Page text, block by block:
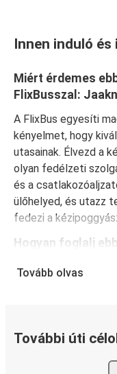
Innen induló
Miért érdemes
FlixBusszal:
A FlixBus egyesíti
kényelmet, hogy
utasainak. Élvezd a
olyan fedélzeti
és a
ülőhelyed, és utazz
fedezi a
Hogyan foglalj
A jegyfoglalás a
közül választhatsz,
Google és Apple
fedélzeten vagy
Tovább olvas
További úti